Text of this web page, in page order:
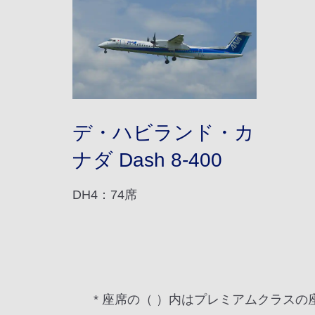
デ・ハビランド・カ
ナダ Dash 8-400
DH4：74席
* 座席の（ ）内はプレミアムクラスの